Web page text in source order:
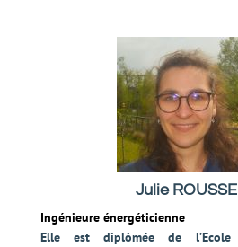
Julie
Ingénieure énergéticienne
Elle est diplômée de l’Ecole